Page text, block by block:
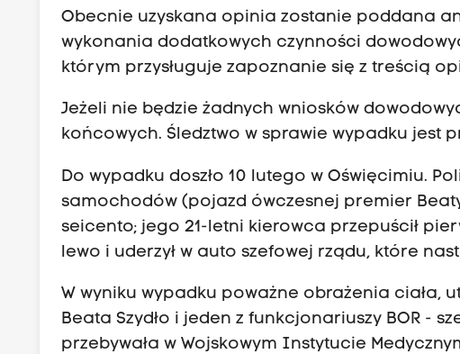
Obecnie uzyskana opinia zostanie poddana
wykonania dodatkowych czynności
którym przysługuje zapoznanie się z treścią
Jeżeli nie będzie żadnych wniosków
końcowych. Śledztwo w sprawie wypadku jest
Do wypadku doszło 10 lutego w Oświęcimiu.
samochodów (pojazd ówczesnej premier
seicento; jego 21-letni kierowca przepuścił
lewo i uderzył w auto szefowej rządu, które
W wyniku wypadku poważne obrażenia ciała,
Beata Szydło i jeden z funkcjonariuszy BOR -
przebywała w Wojskowym Instytucie